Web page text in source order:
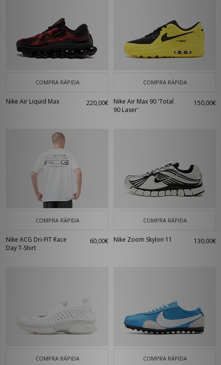
COMPRA RÁPIDA
Nike Air Liquid Max 220,00€
COMPRA RÁPIDA
Nike Air Max 90 'Total
90 Laser'
150,00€
COMPRA RÁPIDA
Nike ACG Dri-FIT Race
Day T-Shirt
60,00€
COMPRA RÁPIDA
Nike Zoom Skylon 11 130,00€
COMPRA RÁPIDA COMPRA RÁPIDA